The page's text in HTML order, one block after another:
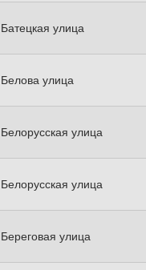
Батецкая улица
Белова улица
Белорусская улица
Белорусская улица
Береговая улица